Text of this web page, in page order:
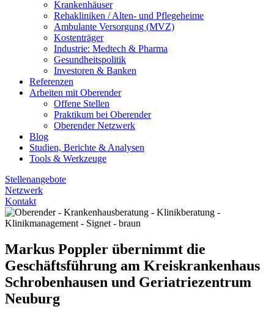
Krankenhäuser
Rehakliniken / Alten- und Pflegeheime
Ambulante Versorgung (MVZ)
Kostenträger
Industrie: Medtech & Pharma
Gesundheitspolitik
Investoren & Banken
Referenzen
Arbeiten mit Oberender
Offene Stellen
Praktikum bei Oberender
Oberender Netzwerk
Blog
Studien, Berichte & Analysen
Tools & Werkzeuge
Stellenangebote
Netzwerk
Kontakt
Markus Poppler übernimmt die
Geschäftsführung am Kreiskrankenhaus
Schrobenhausen und Geriatriezentrum
Neuburg